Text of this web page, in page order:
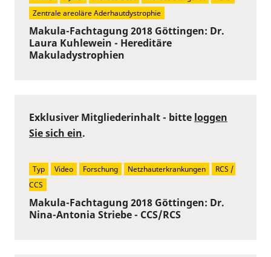
Makula-Fachtagung 2018 Göttingen: Dr.
Laura Kuhlewein - Hereditäre
Makuladystrophien
Zentrale areoläre Aderhautdystrophie
Makula-Fachtagung 2018 Göttingen: Dr.
Nina-Antonia Striebe - CCS/RCS
Exklusiver Mitgliederinhalt - bitte loggen
Sie sich ein.
Typ Video Forschung Netzhauterkrankungen
RCS /
CCS